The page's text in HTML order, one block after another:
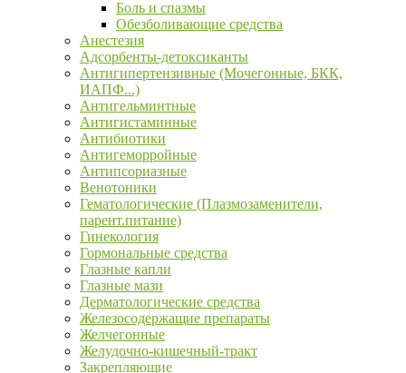
Боль и спазмы
Обезболивающие средства
Анестезия
Адсорбенты-детоксиканты
Антигипертензивные (Мочегонные, БКК,
ИАПФ...)
Антигельминтные
Антигистаминные
Антибиотики
Антигеморройные
Антипсориазные
Венотоники
Гематологические (Плазмозаменители,
парент.питание)
Гинекология
Гормональные средства
Глазные капли
Глазные мази
Дерматологические средства
Железосодержащие препараты
Желчегонные
Желудочно-кишечный-тракт
Закрепляющие